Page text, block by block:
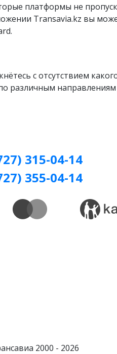
платформы не
Transavia.kz вы
с отсутствием
различным направлениям
315-04-14
355-04-14
2000 - 2026